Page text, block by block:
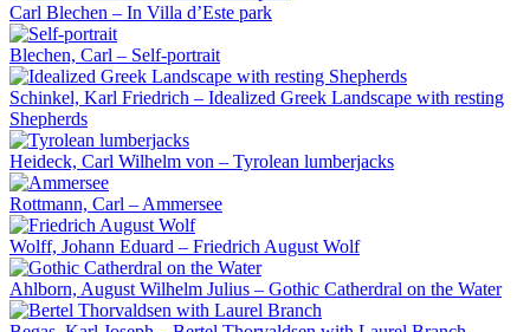
Carl Blechen – In Villa d’Este park
Blechen, Carl – Self-portrait
Schinkel, Karl Friedrich – Idealized Greek Landscape with resting
Shepherds
Heideck, Carl Wilhelm von – Tyrolean lumberjacks
Rottmann, Carl – Ammersee
Wolff, Johann Eduard – Friedrich August Wolf
Ahlborn, August Wilhelm Julius – Gothic Catherdral on the Water